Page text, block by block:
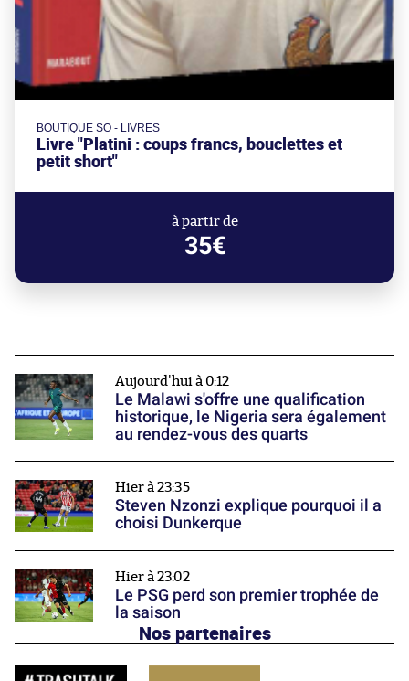
BOUTIQUE SO - LIVRES
Livre "Platini : coups francs, bouclettes et
petit short"
à partir de
35€
Aujourd'hui à 0:12
Le Malawi s'offre une qualification
historique, le Nigeria sera également
au rendez-vous des quarts
Hier à 23:35
Steven Nzonzi explique pourquoi il a
choisi Dunkerque
Hier à 23:02
Le PSG perd son premier trophée de
la saison
Nos partenaires